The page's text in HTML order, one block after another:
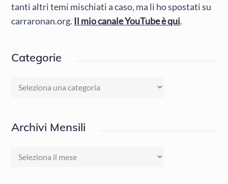
tanti altri temi mischiati a caso, ma li ho spostati su
carraronan.org. Il mio canale YouTube è qui.
Categorie
Categorie
Archivi Mensili
Archivi